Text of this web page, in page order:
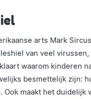
arts Mark
van veel
waarom kinderen
besmettelijk zijn:
Ook maakt het duidelijk